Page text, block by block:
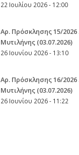
22 Ιουλίου 2026 - 12:00
Aρ. Πρόσκλησης 15/
Μυτιλήνης (03.07.2026)
26 Ιουνίου 2026 - 13:10
Aρ. Πρόσκλησης 16/
Μυτιλήνης (03.07.2026)
26 Ιουνίου 2026 - 11:22